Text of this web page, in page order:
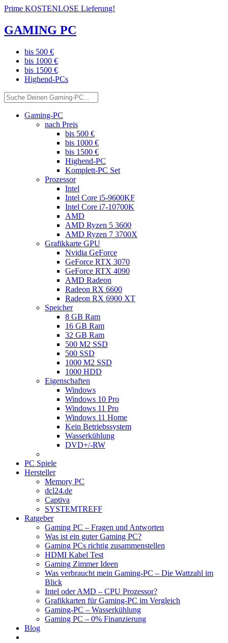
Prime KOSTENLOSE Lieferung!
GAMING PC
bis 500 €
bis 1000 €
bis 1500 €
Highend-PCs
Gaming-PC
nach Preis
bis 500 €
bis 1000 €
bis 1500 €
Highend-PC
Komplett-PC Set
Prozessor
Intel
Intel Core i5-9600KF
Intel Core i7-10700K
AMD
AMD Ryzen 5 3600
AMD Ryzen 7 3700X
Grafikkarte GPU
Nvidia GeForce
GeForce RTX 3070
GeForce RTX 4090
AMD Radeon
Radeon RX 6600
Radeon RX 6900 XT
Speicher
8 GB Ram
16 GB Ram
32 GB Ram
500 M2 SSD
500 SSD
1000 M2 SSD
1000 HDD
Eigenschaften
Windows
Windows 10 Pro
Windows 11 Pro
Windows 11 Home
Kein Betriebssystem
Wasserkühlung
DVD+/-RW
PC Spiele
Hersteller
Memory PC
dcl24.de
Captiva
SYSTEMTREFF
Ratgeber
Gaming PC – Fragen und Antworten
Was ist ein guter Gaming PC?
Gaming PCs richtig zusammenstellen
HDMI Kabel Test
Gaming Zimmer Ideen
Was verbraucht mein Gaming-PC – Die Wattzahl im
Blick
Intel oder AMD – CPU Prozessor?
Grafikkarten für Gaming-PC im Vergleich
Gaming-PC – Wasserkühlung
Gaming PC – 0% Finanzierung
Blog